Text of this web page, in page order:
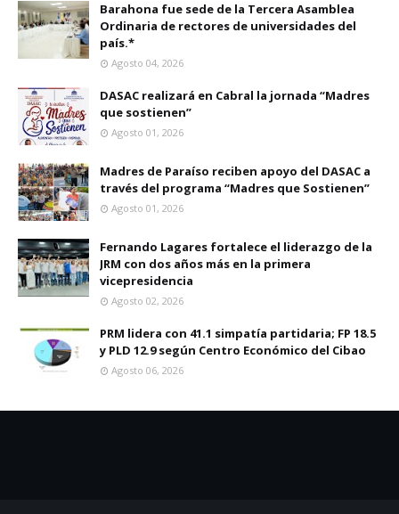
Barahona fue sede de la Tercera Asamblea
Ordinaria de rectores de universidades del
país.*
Agosto 04, 2026
DASAC realizará en Cabral la jornada “Madres
que sostienen”
Agosto 01, 2026
Madres de Paraíso reciben apoyo del DASAC a
través del programa “Madres que Sostienen”
Agosto 01, 2026
Fernando Lagares fortalece el liderazgo de la
JRM con dos años más en la primera
vicepresidencia
Agosto 02, 2026
PRM lidera con 41.1 simpatía partidaria; FP 18.5
y PLD 12.9 según Centro Económico del Cibao
Agosto 06, 2026